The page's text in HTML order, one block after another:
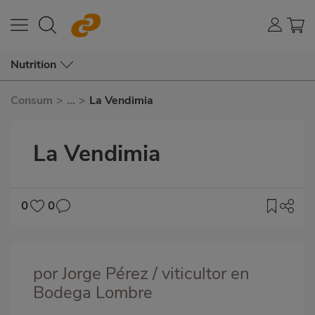
Nutrition
Consum > ... > La Vendimia
La Vendimia
0
0
Body
por Jorge Pérez / viticultor en
Bodega Lombre